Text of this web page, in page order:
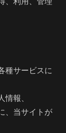
種サービスに
情報、
、当サイトが